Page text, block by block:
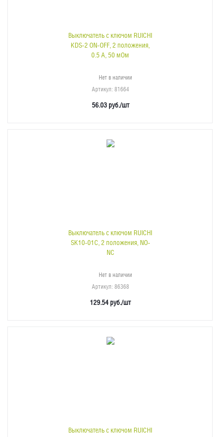
Выключатель с ключом RUICHI
KDS-2 ON-OFF, 2 положения,
0.5 А, 50 мОм
Нет в наличии
Артикул: 81664
56.03руб./шт
Выключатель с ключом RUICHI
SK10-01C, 2 положения, NO-
NC
Нет в наличии
Артикул: 86368
129.54 руб./шт
Выключатель с ключом RUICHI